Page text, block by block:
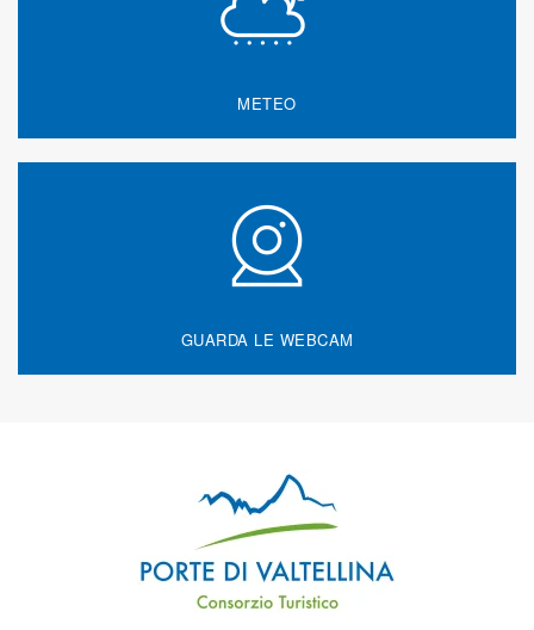
METEO
GUARDA LE WEBCAM